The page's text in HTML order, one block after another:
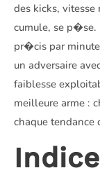
des kicks,
cumule, se p�se.
pr�cis par
un adversaire
faiblesse
meilleure arme :
chaque tendance